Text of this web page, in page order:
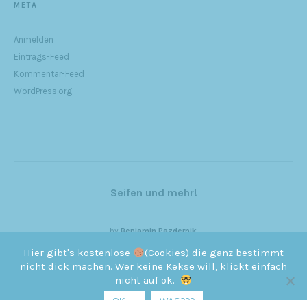
META
Anmelden
Eintrags-Feed
Kommentar-Feed
WordPress.org
Seifen und mehr!
byBenjamin Pazdernik
Hier gibt's kostenlose
(Cookies) die ganz bestimmt
nicht dick machen. Wer keine Kekse will, klickt einfach
nicht auf ok.